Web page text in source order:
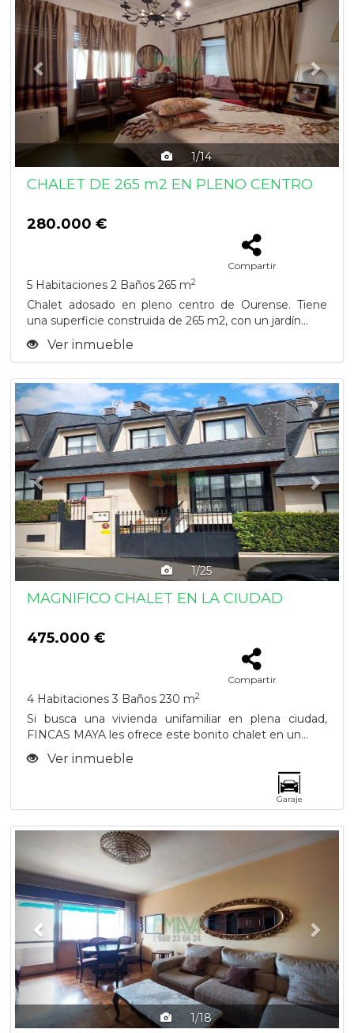
1/14
CHALET DE 265 m2 EN PLENO CENTRO
280.000 €
Compartir
5 Habitaciones 2 Baños 265 m2
Chalet adosado en pleno centro de Ourense. Tiene
una superficie construida de 265 m2, con un jardín...
Ver inmueble
1/25
Previous Next
MAGNIFICO CHALET EN LA CIUDAD
475.000 €
Compartir
4 Habitaciones 3 Baños 230 m2
Si busca una vivienda unifamiliar en plena ciudad,
FINCAS MAYA les ofrece este bonito chalet en un...
Ver inmueble
Garaje
1/18
Previous Next